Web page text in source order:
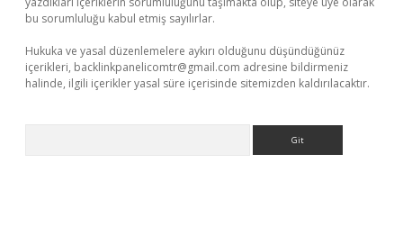
bu sorumluluğu kabul etmiş sayılırlar.
Hukuka ve yasal düzenlemelere aykırı olduğunu düşündüğünüz
içerikleri, backlinkpanelicomtr@gmail.com adresine bildirmeniz
halinde, ilgili içerikler yasal süre içerisinde sitemizden kaldırılacaktır.